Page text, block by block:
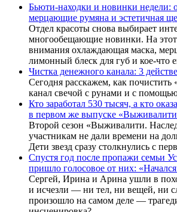
Бьюти-находки и новинки недели:
мерцающие румяна и эстетичная
Отдел красоты снова выбирает
многообещающие новинки. На этот
внимания охлаждающая маска,
лимонный блеск для губ и кое-что
Чистка денежного канала: 3
Сегодня расскажем, как
канал свечой с рунами и с
Кто заработал 530 тысяч, а кто
в первом же выпуске
Второй сезон «Выживалити.
участникам не дали времени на
Дети звезд сразу столкнулись с
Спустя год после пропажи семьи
пришло голосовое от них:
Сергей, Ирина и Арина ушли в
и исчезли — ни тел, ни вещей, ни
произошло на самом деле —